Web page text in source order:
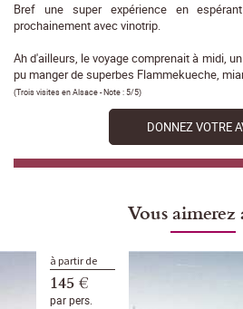
Bref une super expérience en
prochainement avec vinotrip.
Ah d'ailleurs, le voyage comprenait à midi,
pu manger de superbes Flammekueche,
(Trois visites en Alsace- Note :5/5)
DONNEZ VOTRE
Vous aimerez
à partir de
145 €
par pers.